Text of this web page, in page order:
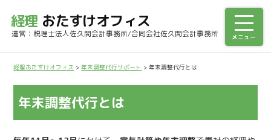
経理 おたすけオフィス
運営：税理士法人佐久間会計事務所/合同会社佐久間会計事務所
経理おたすけオフィス >年末調整代行サポート >年末調整代行とは
年末調整代行とは